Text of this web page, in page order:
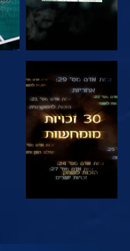
צפה